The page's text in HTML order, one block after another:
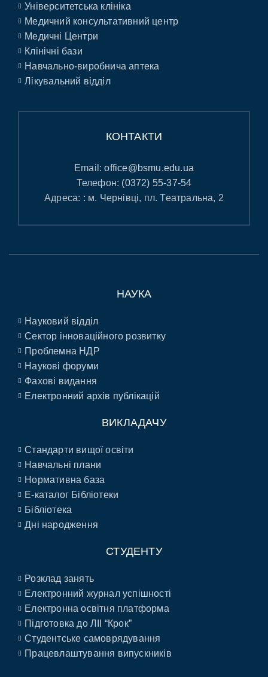
Університетська клініка
Медичний консультативний центр
Медичні Центри
Клінічні бази
Навчально-виробнича аптека
Лікувальний відділ
КОНТАКТИ
Email:office@bsmu.edu.ua
Телефон: (0372) 55-37-54
Адреса: : м. Чернівці, пл. Театральна, 2
НАУКА
Науковий відділ
Сектор інноваційного розвитку
Проблемна НДР
Наукові форуми
Фахові видання
Електронний архів публікацій
ВИКЛАДАЧУ
Стандарти вищої освіти
Навчальні плани
Нормативна база
E-каталог Бібліотеки
Бібліотека
Дні народження
СТУДЕНТУ
Розклад занять
Електронний журнал успішності
Електронна освітня платформа
Підготовка до ЛІІ “Крок”
Студентське самоврядування
Працевлаштування випускників